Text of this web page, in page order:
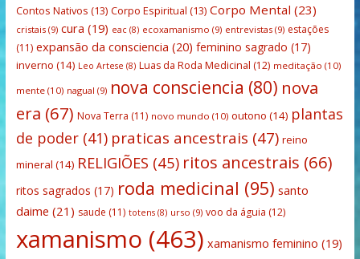
Contos Nativos (13) Corpo Espiritual (13) Corpo Mental (23)
cristais(9) cura (19) eac(8) ecoxamanismo (9) entrevistas(9) estações
(11) expansão da consciencia (20) feminino sagrado (17)
inverno (14) Leo Artese (8) Luas da Roda Medicinal (12) meditação (10)
mente(10) nagual (9) nova consciencia (80) nova
era (67) Nova Terra (11) novo mundo (10) outono (14) plantas
de poder(41) praticas ancestrais (47) reino
mineral (14) RELIGIÕES (45) ritos ancestrais (66)
ritos sagrados (17) roda medicinal (95) santo
daime (21) saude (11) totens(8) urso (9) voo da águia (12)
xamanismo (463) xamanismo feminino (19)